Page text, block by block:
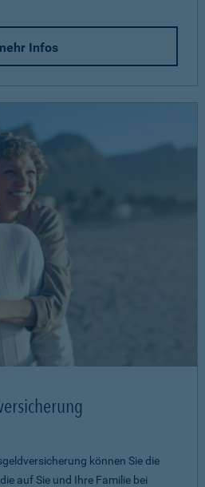
Infos
können Sie die
auf Sie und Ihre Familie bei